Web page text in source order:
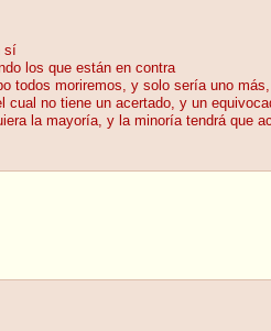
sí
los que están en contra
todos moriremos, y solo sería uno
no tiene un acertado, y un
la mayoría, y la minoría tendrá que